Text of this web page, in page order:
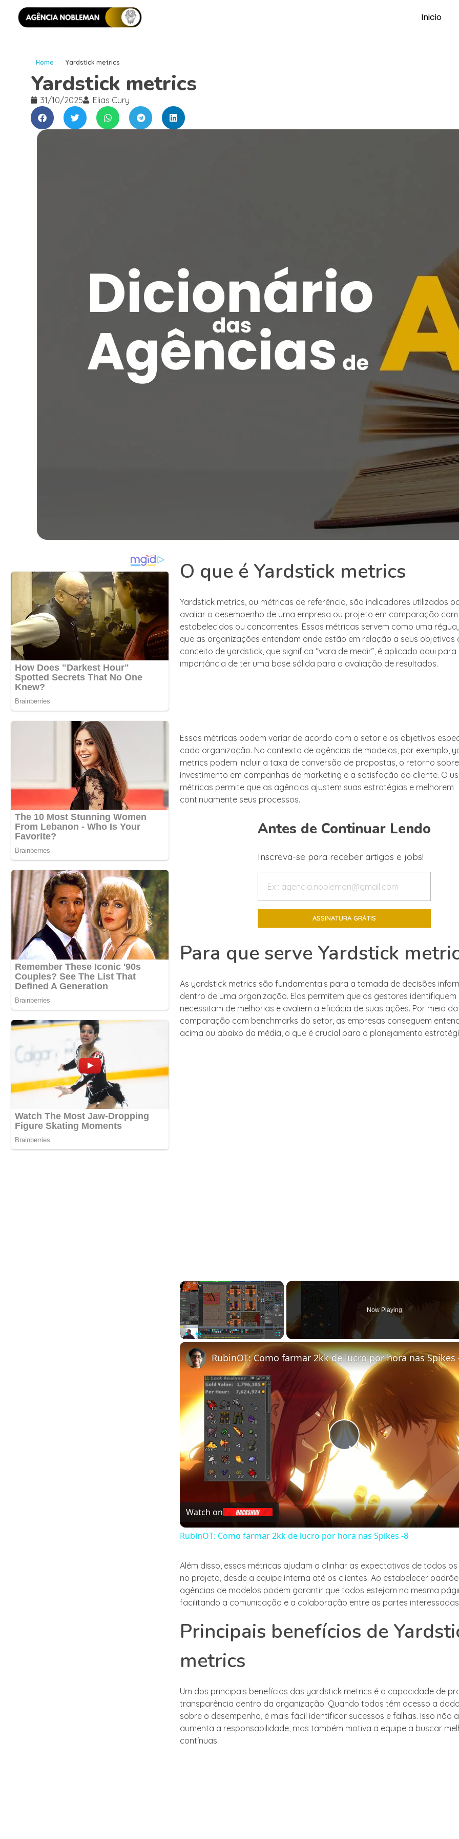
Inicio
Home Yardstick metrics
Yardstick metrics
31/10/2025 Elias Cury
O que é Yardstick metrics
Yardstick metrics, ou métricas de referência, são indicadores utilizados
avaliar o desempenho de uma empresa ou projeto em comparação
estabelecidos ou concorrentes. Essas métricas servem como uma
que as organizações entendam onde estão em relação a seus objetivos
conceito de yardstick, que significa “vara de medir”, é aplicado aqui
importância de ter uma base sólida para a avaliação de resultados.
Essas métricas podem variar de acordo com o setor e os objetivos
cada organização. No contexto de agências de modelos, por exemplo,
metrics podem incluir a taxa de conversão de propostas, o retorno sobre
investimento em campanhas de marketing e a satisfação do cliente. O
métricas permite que as agências ajustem suas estratégias e melhorem
continuamente seus processos.
Antes de Continuar Lendo
Inscreva-se para receber artigos e jobs!
Para que serve Yardstick
As yardstick metrics são fundamentais para a tomada de decisões
dentro de uma organização. Elas permitem que os gestores identifiquem
necessitam de melhorias e avaliem a eficácia de suas ações. Por meio da
comparação com benchmarks do setor, as empresas conseguem
acima ou abaixo da média, o que é crucial para o planejamento
×
Now Playing
Play
Video
RubinOT: Como farmar 2kk de lucro por hora nas Spikes
Watch on
RubinOT: Como farmar 2kk de lucro por hora nas Spikes -8
Além disso, essas métricas ajudam a alinhar as expectativas de todos
no projeto, desde a equipe interna até os clientes. Ao estabelecer
agências de modelos podem garantir que todos estejam na mesma
facilitando a comunicação e a colaboração entre as partes
Principais benefícios de
metrics
Um dos principais benefícios das yardstick metrics é a capacidade de
transparência dentro da organização. Quando todos têm acesso a
sobre o desempenho, é mais fácil identificar sucessos e falhas. Isso não
aumenta a responsabilidade, mas também motiva a equipe a buscar
contínuas.